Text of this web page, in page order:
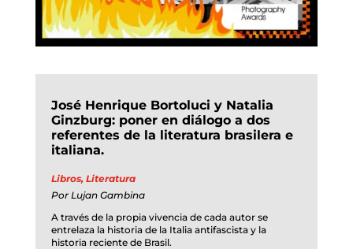
José Henrique Bortoluci y Natalia
Ginzburg: poner en diálogo a dos
referentes de la literatura brasilera e
italiana.
Libros, Literatura
Por Lujan Gambina
A través de la propia vivencia de cada autor se
entrelaza la historia de la Italia antifascista y la
historia reciente de Brasil.